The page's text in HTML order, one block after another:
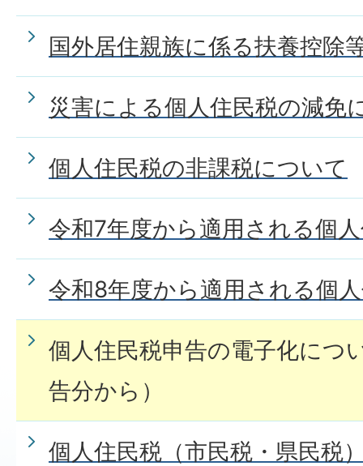
国外居住親族に係る扶養控除
災害による個人住民税の減免
個人住民税の非課税について
令和7年度から適用される個
令和8年度から適用される個
個人住民税申告の電子化につ
告分から）
個人住民税（市民税・県民税